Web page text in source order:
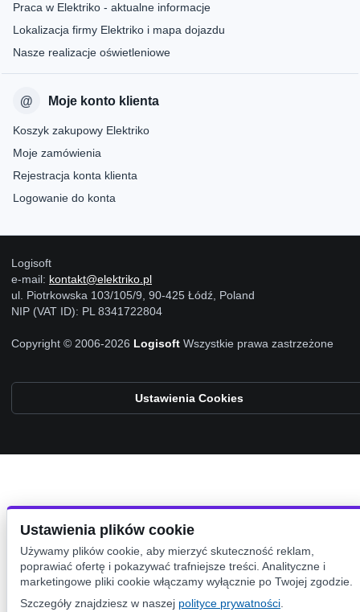
Praca w Elektriko - aktualne informacje
Lokalizacja firmy Elektriko i mapa dojazdu
Nasze realizacje oświetleniowe
Moje konto klienta
Koszyk zakupowy Elektriko
Moje zamówienia
Rejestracja konta klienta
Logowanie do konta
Logisoft
e-mail: kontakt@elektriko.pl
ul. Piotrkowska 103/105/9, 90-425 Łódź, Poland
NIP (VAT ID): PL 8341722804
Copyright © 2006-2026 Logisoft Wszystkie prawa zastrzeżone
Ustawienia Cookies
Ustawienia plików cookie
Używamy plików cookie, aby mierzyć skuteczność reklam,
poprawiać ofertę i pokazywać trafniejsze treści. Analityczne i
marketingowe pliki cookie włączamy wyłącznie po Twojej zgodzie.
Szczegóły znajdziesz w naszej polityce prywatności